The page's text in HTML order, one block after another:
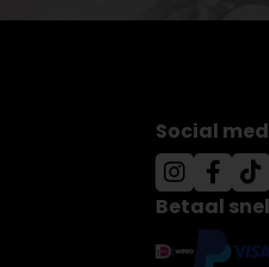
Social
Betaal